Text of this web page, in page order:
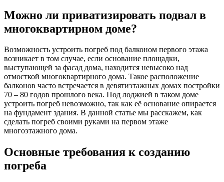
Можно ли приватизировать подвал в
многоквартирном доме?
Возможность устроить погреб под балконом первого этажа
возникает в том случае, если основание площадки,
выступающей за фасад дома, находится невысоко над
отмосткой многоквартирного дома. Такое расположение
балконов часто встречается в девятиэтажных домах постройки
70 – 80 годов прошлого века. Под лоджией в таком доме
устроить погреб невозможно, так как её основание опирается
на фундамент здания. В данной статье мы расскажем, как
сделать погреб своими руками на первом этаже
многоэтажного дома.
Основные требования к созданию
погреба